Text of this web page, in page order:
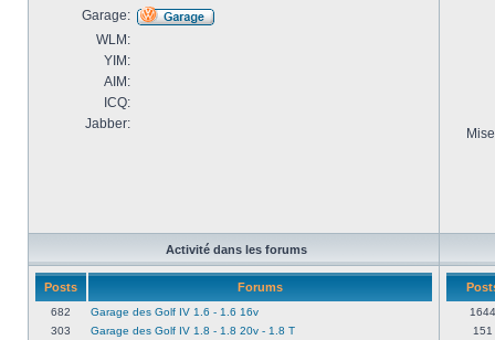
Garage:
WLM:
YIM:
AIM:
ICQ:
Jabber:
Activité dans les forums
Posts Forums
682
Garage des Golf IV 1.6 - 1.6 16v
303
Garage des Golf IV 1.8 - 1.8 20v - 1.8 T
1644
151